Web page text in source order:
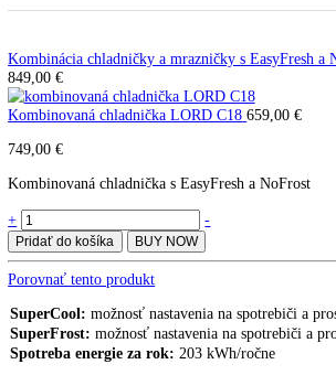
Kombinácia
mrazničky s
NoFrost KGN
[I] KGN 57Vd03
Kombinácia chladničky a mrazničky s